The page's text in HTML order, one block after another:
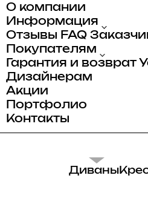
О компании
Информация
Отзывы FAQ
Покупателям
Гарантия и возврат
Дизайнерам
Акции
Портфолио
Контакты
Диваны